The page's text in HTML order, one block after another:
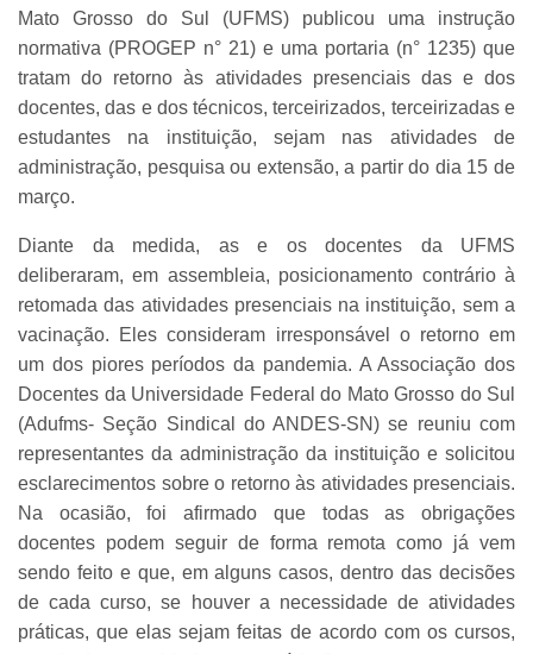
Mato Grosso do Sul (UFMS) publicou uma instrução
normativa (PROGEP n° 21) e uma portaria (n° 1235) que
tratam do retorno às atividades presenciais das e dos
docentes, das e dos técnicos, terceirizados, terceirizadas e
estudantes na instituição, sejam nas atividades de
administração, pesquisa ou extensão, a partir do dia 15 de
março.
Diante da medida, as e os docentes da UFMS
deliberaram, em assembleia, posicionamento contrário à
retomada das atividades presenciais na instituição, sem a
vacinação. Eles consideram irresponsável o retorno em
um dos piores períodos da pandemia. A Associação dos
Docentes da Universidade Federal do Mato Grosso do Sul
(Adufms- Seção Sindical do ANDES-SN) se reuniu com
representantes da administração da instituição e solicitou
esclarecimentos sobre o retorno às atividades presenciais.
Na ocasião, foi afirmado que todas as obrigações
docentes podem seguir de forma remota como já vem
sendo feito e que, em alguns casos, dentro das decisões
de cada curso, se houver a necessidade de atividades
práticas, que elas sejam feitas de acordo com os cursos,